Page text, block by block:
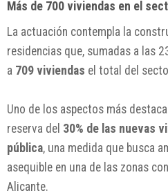
Más de 700 viviendas en el
La actuación contempla la
residencias que, sumadas a las
a 709 viviendas el total del
Uno de los aspectos más
reserva del 30% de las nuevas
pública, una medida que busca
asequible en una de las zonas
Alicante.